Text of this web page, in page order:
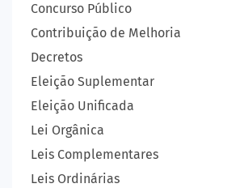
Concurso Público
Contribuição de Melhoria
Decretos
Eleição Suplementar
Eleição Unificada
Lei Orgânica
Leis Complementares
Leis Ordinárias